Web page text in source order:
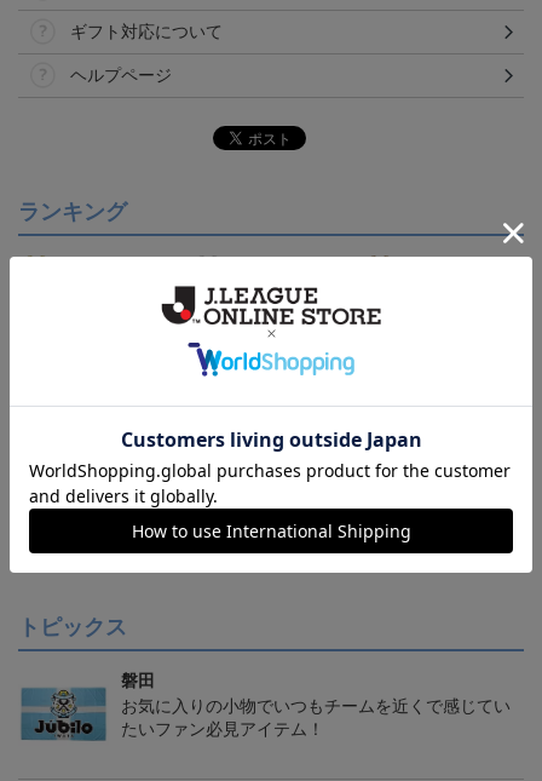
ギフト対応について
ヘルプページ
ランキング
ジュビロ磐田 ピカチュ
ジュビロ磐田 チルタリ
ス タオルマフラー
2,500円
フォーム オーセンティッ
クモデル:FP1st
21,450円～25,950円
会員特典
トピックス
磐田
お気に入りの小物でいつもチームを近くで感じてい
たいファン必見アイテム！